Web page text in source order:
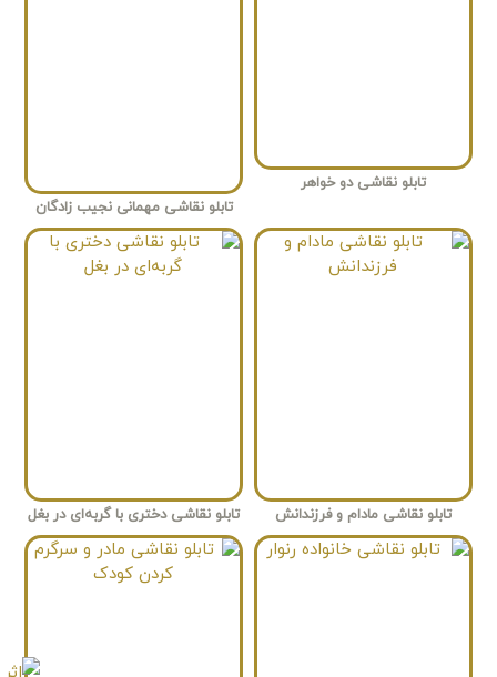
تابلو نقاشی دو خواهر
تابلو نقاشی مهمانی نجیب زادگان
تابلو نقاشی مادام و فرزندانش تابلو نقاشی دختری با گربه‌ای در بغل